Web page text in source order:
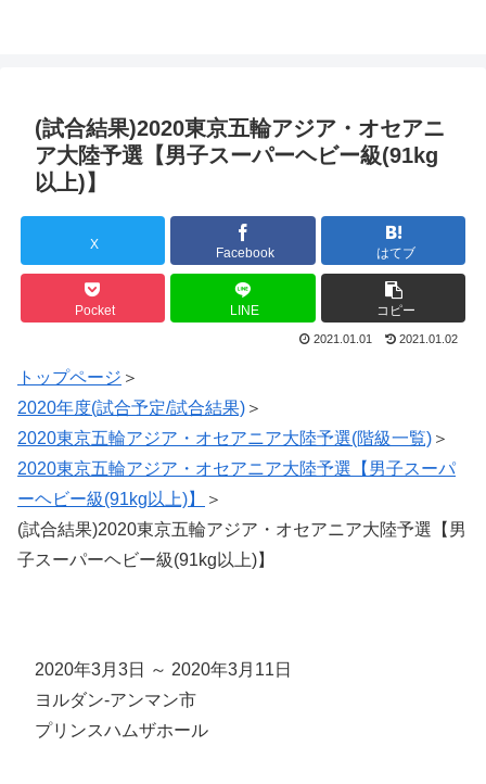
(試合結果)2020東京五輪アジア・オセアニ
ア大陸予選【男子スーパーヘビー級(91kg
以上)】
X
Facebook はてブ
Pocket LINE コピー
2021.01.01 2021.01.02
トップページ ＞
2020年度(試合予定/試合結果) ＞
2020東京五輪アジア・オセアニア大陸予選(階級一覧) ＞
2020東京五輪アジア・オセアニア大陸予選【男子スーパ
ーヘビー級(91kg以上)】
＞
(試合結果)2020東京五輪アジア・オセアニア大陸予選【男
子スーパーヘビー級(91kg以上)】
2020年3月3日 ～ 2020年3月11日
ヨルダン-アンマン市
プリンスハムザホール